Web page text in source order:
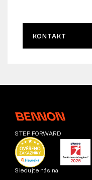
KONTAKT
STEP FORWARD
Sledujte nás na